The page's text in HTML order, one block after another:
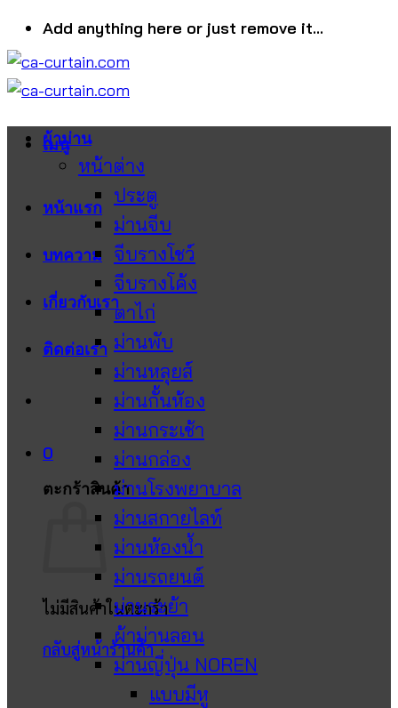
ข้าม
ไป
ยัง
เนื้อหา
Add anything here or just remove it...
เมนู
หน้าแรก
บทความ
เกี่ยวกับเรา
ติดต่อเรา
0
ตะกร้าสินค้า
ไม่มีสินค้าในตะกร้า
กลับสู่หน้าร้านค้า
ผ้าม่าน
หน้าต่าง
ประตู
ม่านจีบ
จีบรางโชว์
จีบรางโค้ง
ตาไก่
ม่านพับ
ม่านหลุยส์
ม่านกั้นห้อง
ม่านกระเช้า
ม่านกล่อง
ม่านโรงพยาบาล
ม่านสกายไลท์
ม่านห้องน้ำ
ม่านรถยนต์
ม่านระย้า
ผ้าม่านลอน
ม่านญี่ปุ่น NOREN
แบบมีหู